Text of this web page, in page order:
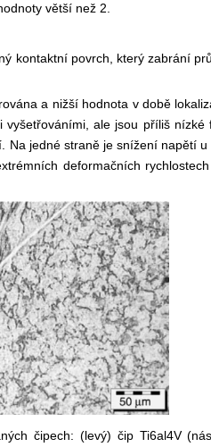
větší než 2.
kontaktní povrch, který zabrání
a nižší hodnota v době
vyšetřováními, ale jsou příliš nízké
Na jedné straně je snížení napětí
deformačních
čipech: (levý) čip Ti6al4V